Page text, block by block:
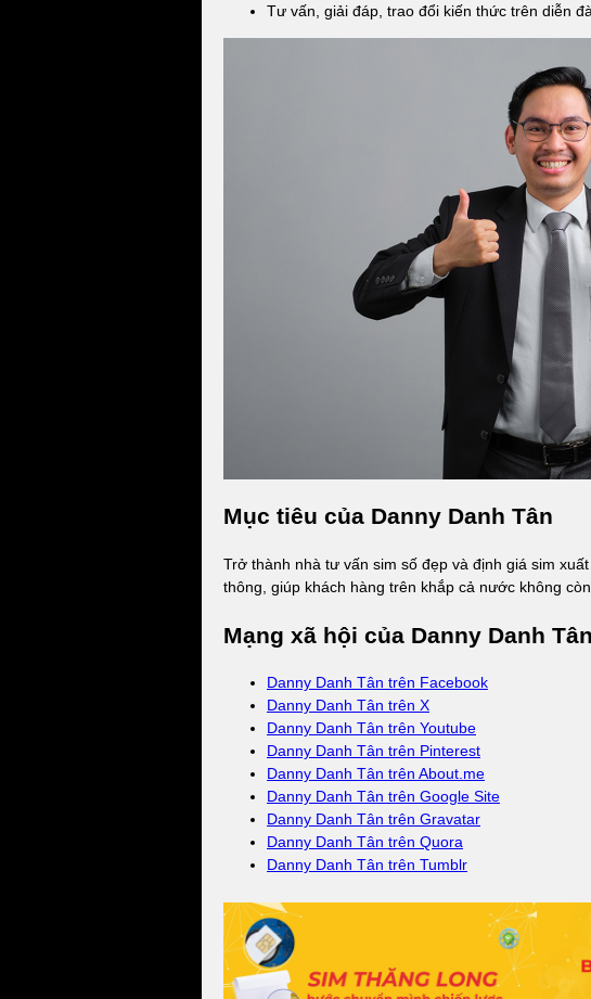
Tư vấn, giải đáp, trao đổi kiến thức trên diễn
Mục tiêu của Danny Danh Tân
Trở thành nhà tư vấn sim số đẹp và định giá sim
thông, giúp khách hàng trên khắp cả nước không
Mạng xã hội của Danny Danh Tân
Danny Danh Tân trên Facebook
Danny Danh Tân trên X
Danny Danh Tân trên Youtube
Danny Danh Tân trên Pinterest
Danny Danh Tân trên About.me
Danny Danh Tân trên Google Site
Danny Danh Tân trên Gravatar
Danny Danh Tân trên Quora
Danny Danh Tân trên Tumblr